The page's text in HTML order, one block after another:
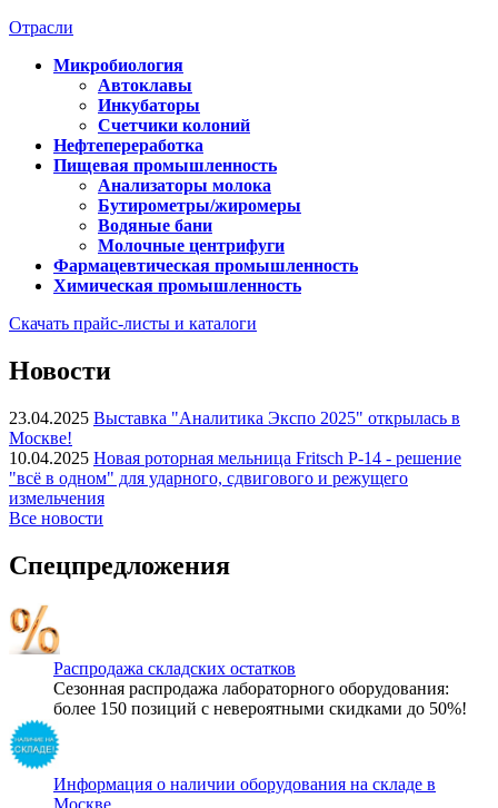
Отрасли
Микробиология
Автоклавы
Инкубаторы
Счетчики колоний
Нефтепереработка
Пищевая промышленность
Анализаторы молока
Бутирометры/жиромеры
Водяные бани
Молочные центрифуги
Фармацевтическая промышленность
Химическая промышленность
Скачать прайс-листы и каталоги
Новости
23.04.2025 Выставка "Аналитика Экспо 2025" открылась в
Москве!
10.04.2025 Новая роторная мельница Fritsch P-14 - решение
"всё в одном" для ударного, сдвигового и режущего
измельчения
Все новости
Спецпредложения
Распродажа складских остатков
Сезонная распродажа лабораторного оборудования:
более 150 позиций с невероятными скидками до 50%!
Информация о наличии оборудования на складе в
Москве